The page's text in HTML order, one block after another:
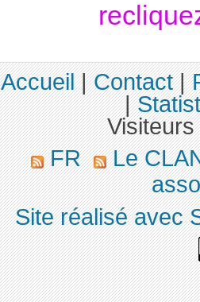
Accueil|Contact|
|
FR
Le
Site réalisé avec